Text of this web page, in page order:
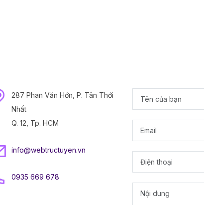
287 Phan Văn Hớn, P. Tân Thới
Nhất
Q. 12, Tp. HCM
info@webtructuyen.vn
0935 669 678